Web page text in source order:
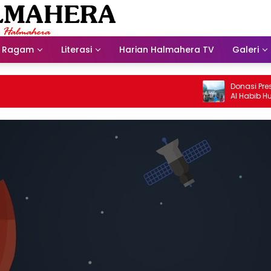
Ragam Literasi Harian Halmahera TV Galeri
Donasi Presdir
Al Habib Husein